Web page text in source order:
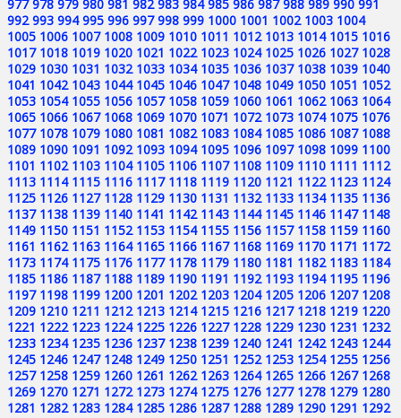
977 978 979 980 981 982 983 984 985 986 987 988 989 990 991
992 993 994 995 996 997 998 999 1000 1001 1002 1003 1004
1005 1006 1007 1008 1009 1010 1011 1012 1013 1014 1015 1016
1017 1018 1019 1020 1021 1022 1023 1024 1025 1026 1027 1028
1029 1030 1031 1032 1033 1034 1035 1036 1037 1038 1039 1040
1041 1042 1043 1044 1045 1046 1047 1048 1049 1050 1051 1052
1053 1054 1055 1056 1057 1058 1059 1060 1061 1062 1063 1064
1065 1066 1067 1068 1069 1070 1071 1072 1073 1074 1075 1076
1077 1078 1079 1080 1081 1082 1083 1084 1085 1086 1087 1088
1089 1090 1091 1092 1093 1094 1095 1096 1097 1098 1099 1100
1101 1102 1103 1104 1105 1106 1107 1108 1109 1110 1111 1112
1113 1114 1115 1116 1117 1118 1119 1120 1121 1122 1123 1124
1125 1126 1127 1128 1129 1130 1131 1132 1133 1134 1135 1136
1137 1138 1139 1140 1141 1142 1143 1144 1145 1146 1147 1148
1149 1150 1151 1152 1153 1154 1155 1156 1157 1158 1159 1160
1161 1162 1163 1164 1165 1166 1167 1168 1169 1170 1171 1172
1173 1174 1175 1176 1177 1178 1179 1180 1181 1182 1183 1184
1185 1186 1187 1188 1189 1190 1191 1192 1193 1194 1195 1196
1197 1198 1199 1200 1201 1202 1203 1204 1205 1206 1207 1208
1209 1210 1211 1212 1213 1214 1215 1216 1217 1218 1219 1220
1221 1222 1223 1224 1225 1226 1227 1228 1229 1230 1231 1232
1233 1234 1235 1236 1237 1238 1239 1240 1241 1242 1243 1244
1245 1246 1247 1248 1249 1250 1251 1252 1253 1254 1255 1256
1257 1258 1259 1260 1261 1262 1263 1264 1265 1266 1267 1268
1269 1270 1271 1272 1273 1274 1275 1276 1277 1278 1279 1280
1281 1282 1283 1284 1285 1286 1287 1288 1289 1290 1291 1292